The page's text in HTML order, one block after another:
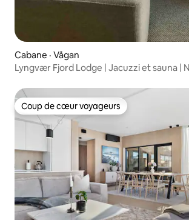
Cabane · Vågan
Lyngvær Fjord Lodge | Jacuzzi et sauna |
Coup de cœur voyageurs
Coup de cœur voyageurs